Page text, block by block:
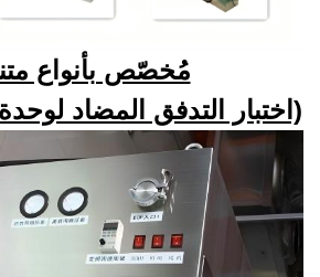
مُخصّص بأنواع
(اختبار التدفق المضاد